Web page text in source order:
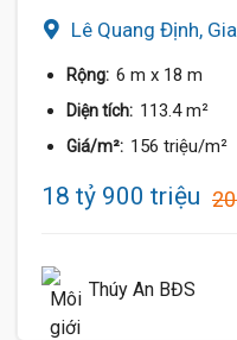
Lê Quang Định,
Rộng: 6 m x 18 m
Diện tích: 113.4 m²
Giá/m²: 156 triệu/m²
18 tỷ 900 triệu
Thúy An BĐS